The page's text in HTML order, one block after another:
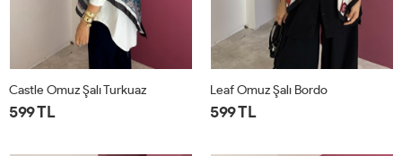
Castle Omuz Şalı Turkuaz
599 TL
Leaf Omuz Şalı Bordo
599 TL